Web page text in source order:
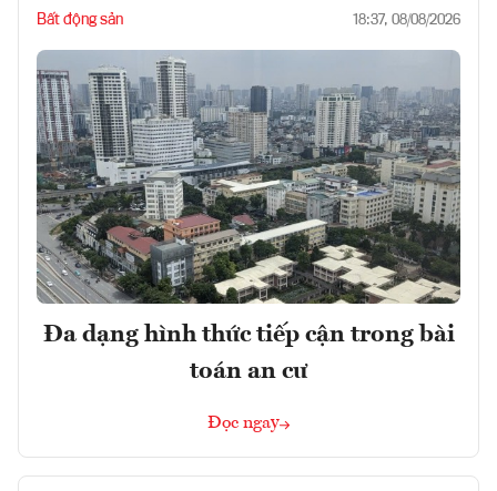
Bất động sản 18:37, 08/08/2026
Đa dạng hình thức tiếp cận trong bài
toán an cư
Đọc ngay